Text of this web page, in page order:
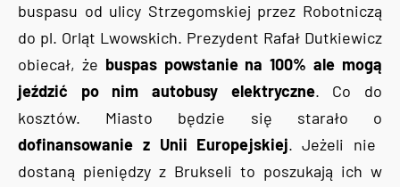
buspasu od ulicy Strzegomskiej przez Robotniczą
do pl. Orląt Lwowskich. Prezydent Rafał Dutkiewicz
obiecał, że buspas powstanie na 100% ale mogą
jeździć po nim autobusy elektryczne. Co do
kosztów. Miasto będzie się starało o
dofinansowanie z Unii Europejskiej. Jeżeli nie
dostaną pieniędzy z Brukseli to poszukają ich w